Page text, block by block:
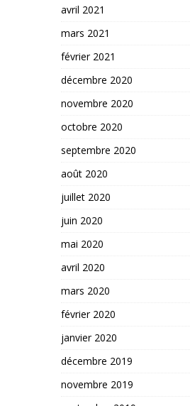
avril 2021
mars 2021
février 2021
décembre 2020
novembre 2020
octobre 2020
septembre 2020
août 2020
juillet 2020
juin 2020
mai 2020
avril 2020
mars 2020
février 2020
janvier 2020
décembre 2019
novembre 2019